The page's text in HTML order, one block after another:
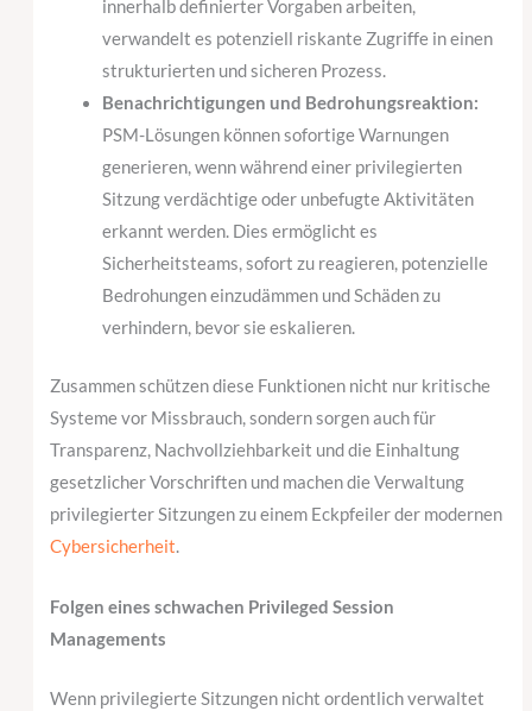
innerhalb definierter Vorgaben arbeiten,
verwandelt es potenziell riskante Zugriffe in einen
strukturierten und sicheren Prozess.
Benachrichtigungen und Bedrohungsreaktion:
PSM-Lösungen können sofortige Warnungen
generieren, wenn während einer privilegierten
Sitzung verdächtige oder unbefugte Aktivitäten
erkannt werden. Dies ermöglicht es
Sicherheitsteams, sofort zu reagieren, potenzielle
Bedrohungen einzudämmen und Schäden zu
verhindern, bevor sie eskalieren.
Zusammen schützen diese Funktionen nicht nur kritische
Systeme vor Missbrauch, sondern sorgen auch für
Transparenz, Nachvollziehbarkeit und die Einhaltung
gesetzlicher Vorschriften und machen die Verwaltung
privilegierter Sitzungen zu einem Eckpfeiler der modernen
Cybersicherheit.
Folgen eines schwachen Privileged Session
Managements
Wenn privilegierte Sitzungen nicht ordentlich verwaltet